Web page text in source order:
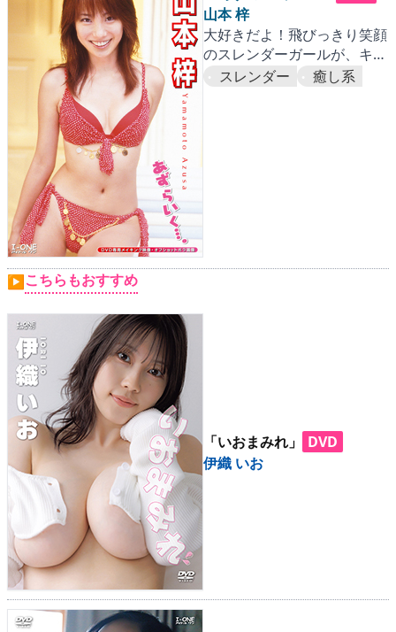
山本 梓
大好きだよ！飛びっきり笑顔
のスレンダーガールが、キュ
ート＆セクシーに迫る
スレンダー 癒し系
▶こちらもおすすめ
「いおまみれ」
DVD
伊織 いお